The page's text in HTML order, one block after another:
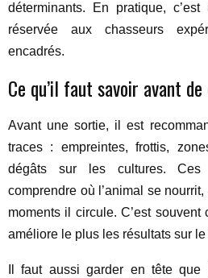
déterminants. En pratique,
réservée aux chasseurs
encadrés.
Ce qu’il faut savoir avant
Avant une sortie, il est
traces : empreintes, frottis,
dégâts sur les cultures. Ces
comprendre où l’animal se
moments il circule. C’est
améliore le plus les résultats sur le
Il faut aussi garder en tête